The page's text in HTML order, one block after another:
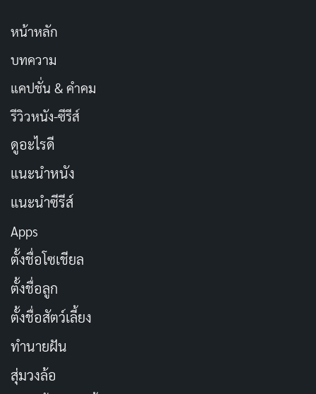
หน้าหลัก
บทความ
แคปชั่น & คำคม
รีวิวหนัง-ซีรีส์
ดูอะไรดี
แนะนำหนัง
แนะนำซีรีส์
Apps
ตั้งชื่อโซเชียล
ตั้งชื่อลูก
ตั้งชื่อสัตว์เลี้ยง
ทำนายฝัน
สุ่มวงล้อ